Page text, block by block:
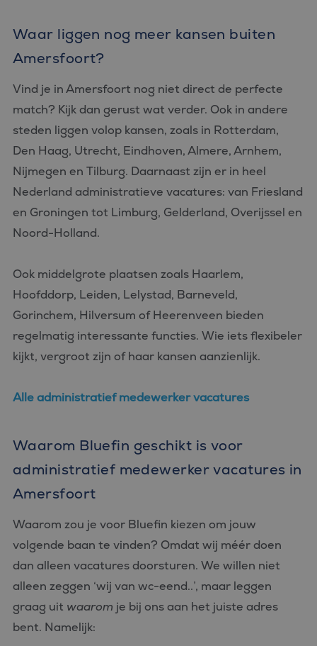
Waar liggen nog meer kansen buiten
Amersfoort?
Vind je in Amersfoort nog niet direct de perfecte
match? Kijk dan gerust wat verder. Ook in andere
steden liggen volop kansen, zoals in Rotterdam,
Den Haag, Utrecht, Eindhoven, Almere, Arnhem,
Nijmegen en Tilburg. Daarnaast zijn er in heel
Nederland administratieve vacatures: van Friesland
en Groningen tot Limburg, Gelderland, Overijssel en
Noord-Holland.
Ook middelgrote plaatsen zoals Haarlem,
Hoofddorp, Leiden, Lelystad, Barneveld,
Gorinchem, Hilversum of Heerenveen bieden
regelmatig interessante functies. Wie iets flexibeler
kijkt, vergroot zijn of haar kansen aanzienlijk.
Alle administratief medewerker vacatures
Waarom Bluefin geschikt is voor
administratief medewerker vacatures in
Amersfoort
Waarom zou je voor Bluefin kiezen om jouw
volgende baan te vinden? Omdat wij méér doen
dan alleen vacatures doorsturen. We willen niet
alleen zeggen ‘wij van wc-eend..’, maar leggen
graag uit waarom je bij ons aan het juiste adres
bent. Namelijk: